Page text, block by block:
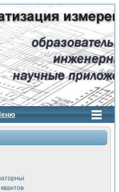
стенд "Сигнал-USB"
терапии Интроскан